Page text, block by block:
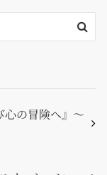
の冒険へ』〜